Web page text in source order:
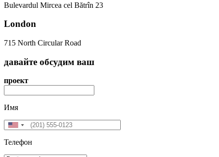
Bulevardul Mircea cel Bătrîn 23
London
715 North Circular Road
давайте обсудим ваш
проект
Имя
Телефон